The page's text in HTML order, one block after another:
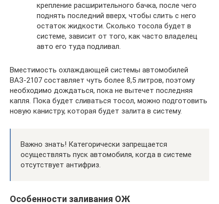
крепление расширительного бачка, после чего
поднять последний вверх, чтобы слить с него
остаток жидкости. Сколько тосола будет в
системе, зависит от того, как часто владелец
авто его туда подливал.
Вместимость охлаждающей системы автомобилей
ВАЗ-2107 составляет чуть более 8,5 литров, поэтому
необходимо дождаться, пока не вытечет последняя
капля. Пока будет сливаться тосол, можно подготовить
новую канистру, которая будет залита в систему.
Важно знать! Категорически запрещается
осуществлять пуск автомобиля, когда в системе
отсутствует антифриз.
Особенности заливания ОЖ